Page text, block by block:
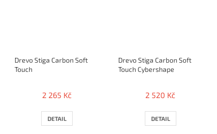
Drevo Stiga Carbon Soft
Touch
2 265 Kč
DETAIL
Drevo Stiga Carbon Soft
Touch Cybershape
2 520 Kč
DETAIL